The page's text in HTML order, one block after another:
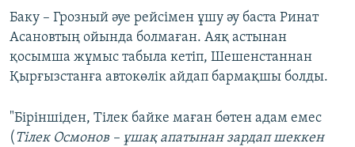
Баку – Грозный әуе рейсімен ұшу әу баста Ринат
Асановтың ойында болмаған. Аяқ астынан
қосымша жұмыс табыла кетіп, Шешенстаннан
Қырғызстанға автокөлік айдап бармақшы болды.
"Біріншіден, Тілек байке маған бөтен адам емес
( Тілек Осмонов – ұшақ апатынан зардап шеккен